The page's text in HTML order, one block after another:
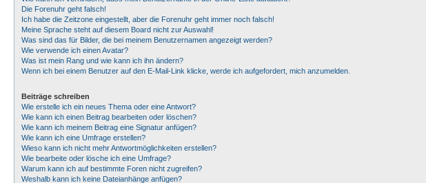
Die Forenuhr geht falsch!
Ich habe die Zeitzone eingestellt, aber die Forenuhr geht immer noch falsch!
Meine Sprache steht auf diesem Board nicht zur Auswahl!
Was sind das für Bilder, die bei meinem Benutzernamen angezeigt werden?
Wie verwende ich einen Avatar?
Was ist mein Rang und wie kann ich ihn ändern?
Wenn ich bei einem Benutzer auf den E-Mail-Link klicke, werde ich aufgefordert, mich anzumelden.
Beiträge schreiben
Wie erstelle ich ein neues Thema oder eine Antwort?
Wie kann ich einen Beitrag bearbeiten oder löschen?
Wie kann ich meinem Beitrag eine Signatur anfügen?
Wie kann ich eine Umfrage erstellen?
Wieso kann ich nicht mehr Antwortmöglichkeiten erstellen?
Wie bearbeite oder lösche ich eine Umfrage?
Warum kann ich auf bestimmte Foren nicht zugreifen?
Weshalb kann ich keine Dateianhänge anfügen?